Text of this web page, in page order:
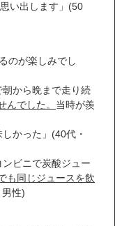
い出します」(50
のが楽しみでし
朝から晩まで走り続
んでした。 当時が羨
かった」(40代・
ンビニで炭酸ジュー
も同じジュースを飲
男性)